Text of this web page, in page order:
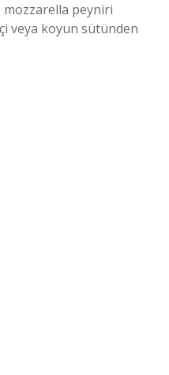
peyniri
veya koyun sütünden